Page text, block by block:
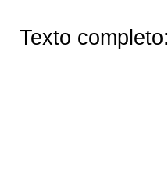
Texto completo: